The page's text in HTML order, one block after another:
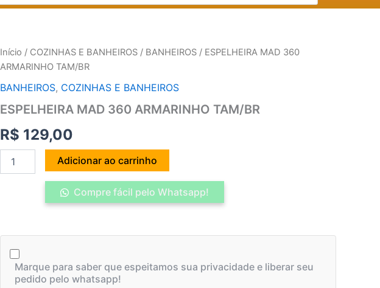
Início / COZINHAS E BANHEIROS / BANHEIROS / ESPELHEIRA MAD 360
ARMARINHO TAM/BR
BANHEIROS, COZINHAS E BANHEIROS
ESPELHEIRA MAD 360 ARMARINHO TAM/BR
R$ 129,00
ESPELHEIRA
MAD
ARMARINHO
quantidade
Adicionar ao carrinho
Compre fácil pelo Whatsapp!
Marque para saber que espeitamos sua privacidade e liberar seu
pedido pelo whatsapp!